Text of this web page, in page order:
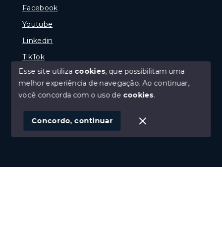
Facebook
Youtube
Linkedin
TikTok
© Copyright 2026 - Portal Melhor Oferta Imobiliaria -
SITE PARA IMOBILIARIA
Esse site utiliza cookies, que possibilitam uma
melhor experiência de navegação.Ao continuar,
você concorda com o uso de cookies.
Concordo, continuar